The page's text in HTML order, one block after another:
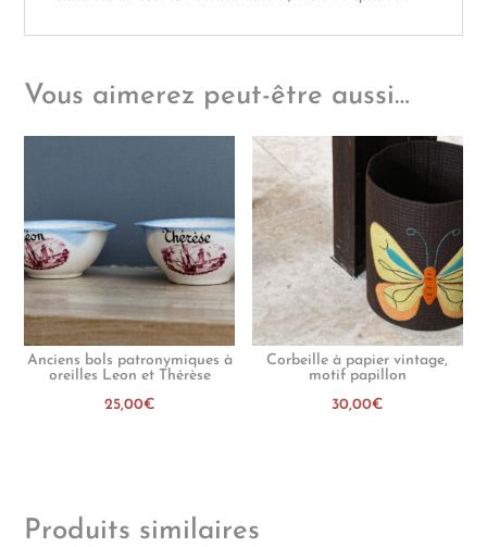
Vous aimerez peut-être aussi…
Anciens bols patronymiques à
oreilles Leon et Thérèse
25,00€
Corbeille à papier vintage,
motif papillon
30,00€
Produits similaires